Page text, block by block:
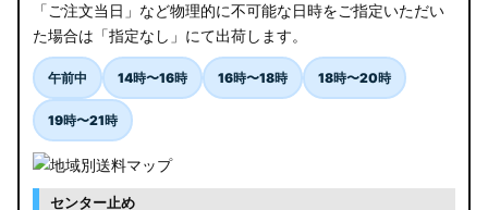
「ご注文当日」など物理的に不可能な日時をご指定いただい
た場合は「指定なし」にて出荷します。
午前中 14時〜16時 16時〜18時 18時〜20時
19時〜21時
センター止め